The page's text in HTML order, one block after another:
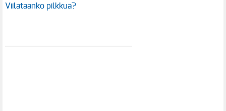
Viilataanko pilkkua?